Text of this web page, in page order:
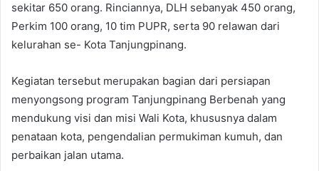
sekitar 650 orang. Rinciannya, DLH sebanyak 450 orang,
Perkim 100 orang, 10 tim PUPR, serta 90 relawan dari
kelurahan se- Kota Tanjungpinang.
Kegiatan tersebut merupakan bagian dari persiapan
menyongsong program Tanjungpinang Berbenah yang
mendukung visi dan misi Wali Kota, khususnya dalam
penataan kota, pengendalian permukiman kumuh, dan
perbaikan jalan utama.